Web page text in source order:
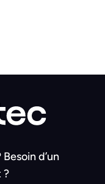
d’un
?